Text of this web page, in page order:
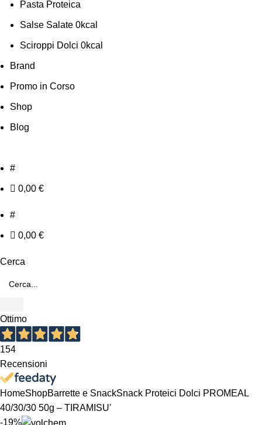
Pasta Proteica
Salse Salate 0kcal
Sciroppi Dolci 0kcal
Brand
Promo in Corso
Shop
Blog
#
0,00 €
#
0,00 €
Cerca
Ottimo
154
Recensioni
HomeShopBarrette e SnackSnack Proteici Dolci PROMEAL
40/30/30 50g – TIRAMISU'
-19%